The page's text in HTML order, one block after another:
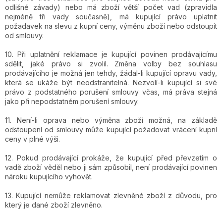
odlišné závady) nebo má zboží větší počet vad (zpravidla
nejméně tři vady současně), má kupující právo uplatnit
požadavek na slevu z kupní ceny, výměnu zboží nebo odstoupit
od smlouvy.
10. Při uplatnění reklamace je kupující povinen prodávajícímu
sdělit, jaké právo si zvolil. Změna volby bez souhlasu
prodávajícího je možná jen tehdy, žádal-li kupující opravu vady,
která se ukáže být neodstranitelná. Nezvolí-li kupující si své
právo z podstatného porušení smlouvy včas, má práva stejná
jako při nepodstatném porušení smlouvy.
11. Není-li oprava nebo výměna zboží možná, na základě
odstoupení od smlouvy může kupující požadovat vrácení kupní
ceny v plné výši.
12. Pokud prodávající prokáže, že kupující před převzetím o
vadě zboží věděl nebo ji sám způsobil, není prodávající povinen
nároku kupujícího vyhovět.
13. Kupující nemůže reklamovat zlevněné zboží z důvodu, pro
který je dané zboží zlevněno.